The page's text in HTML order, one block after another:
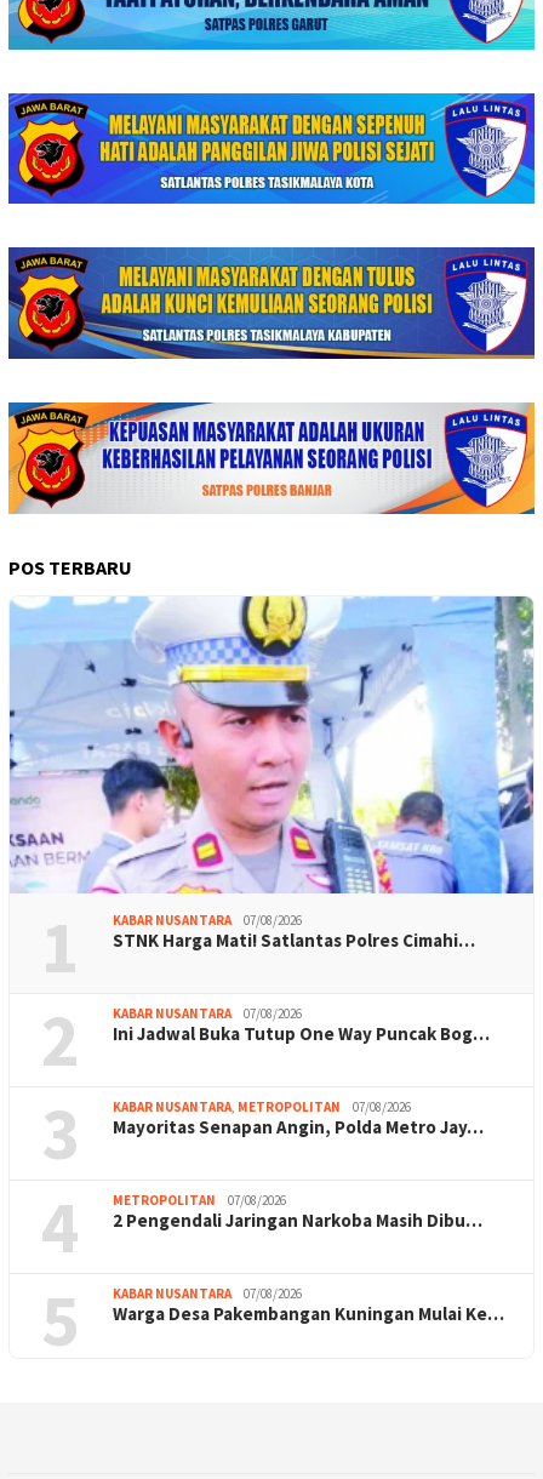
POS TERBARU
1 KABAR NUSANTARA 07/08/2026
STNK Harga Mati! Satlantas Polres Cimahi…
2 KABAR NUSANTARA 07/08/2026
Ini Jadwal Buka Tutup One Way Puncak Bog…
3 KABAR NUSANTARA, METROPOLITAN 07/08/2026
Mayoritas Senapan Angin, Polda Metro Jay…
4 METROPOLITAN 07/08/2026
2 Pengendali Jaringan Narkoba Masih Dibu…
5 KABAR NUSANTARA 07/08/2026
Warga Desa Pakembangan Kuningan Mulai Ke…